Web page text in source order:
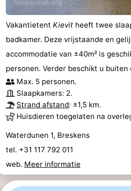
Vakantietent Kievit heeft twee
badkamer. Deze vrijstaande en
accommodatie van ±40m² is
personen. Verder beschikt u buiten
Max. 5 personen.
Slaapkamers: 2.
Strand afstand: ±1,5 km.
Huisdieren toegelaten na
Waterdunen 1, Breskens
tel. +31 117 792 011
web. Meer informatie